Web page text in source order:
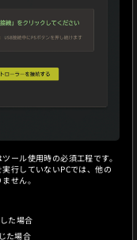
ール使用時の必須工程です。
行していないPCでは、他の
せん。
た場合
た場合